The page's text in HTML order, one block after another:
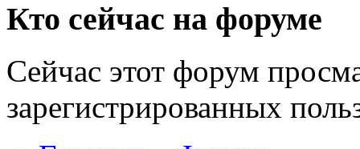
Кто сейчас на форуме
Сейчас этот форум
зарегистрированных